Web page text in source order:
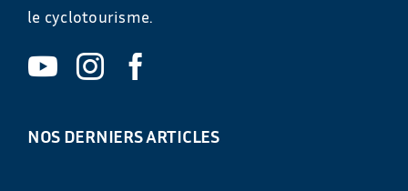
le cyclotourisme.
NOS DERNIERS ARTICLES